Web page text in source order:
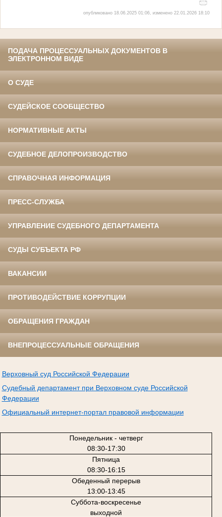
опубликовано 18.06.2025 01:06, изменено 22.01.2026 18:10
ПОДАЧА ПРОЦЕССУАЛЬНЫХ ДОКУМЕНТОВ В
ЭЛЕКТРОННОМ ВИДЕ
О СУДЕ
СУДЕЙСКОЕ СООБЩЕСТВО
НОРМАТИВНЫЕ АКТЫ
СУДЕБНОЕ ДЕЛОПРОИЗВОДСТВО
СПРАВОЧНАЯ ИНФОРМАЦИЯ
ПРЕСС-СЛУЖБА
УПРАВЛЕНИЕ СУДЕБНОГО ДЕПАРТАМЕНТА
СУДЫ СУБЪЕКТА РФ
ВАКАНСИИ
ПРОТИВОДЕЙСТВИЕ КОРРУПЦИИ
ОБРАЩЕНИЯ ГРАЖДАН
ВНЕПРОЦЕССУАЛЬНЫЕ ОБРАЩЕНИЯ
Верховный суд Российской Федерации
Судебный департамент при Верховном суде Российской
Федерации
Официальный интернет-портал правовой информации
Понедельник - четверг
08:30-17:30
Пятница
08:30-16:15
Обеденный перерыв
13:00-13:45
Суббота-воскресенье
выходной